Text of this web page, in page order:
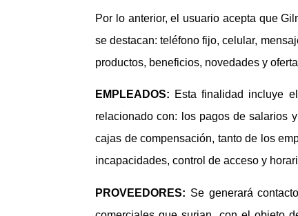
Por lo anterior, el usuario acepta que
se destacan: teléfono fijo, celular,
productos, beneficios, novedades y
EMPLEADOS: Esta finalidad incluye
relacionado con: los pagos de salarios
cajas de compensación, tanto de los
incapacidades, control de acceso y
PROVEEDORES: Se generará